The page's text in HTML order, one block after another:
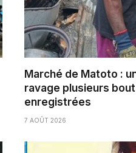
Marché de Matoto :
ravage plusieurs
enregistrées
7 AOÛT 2026